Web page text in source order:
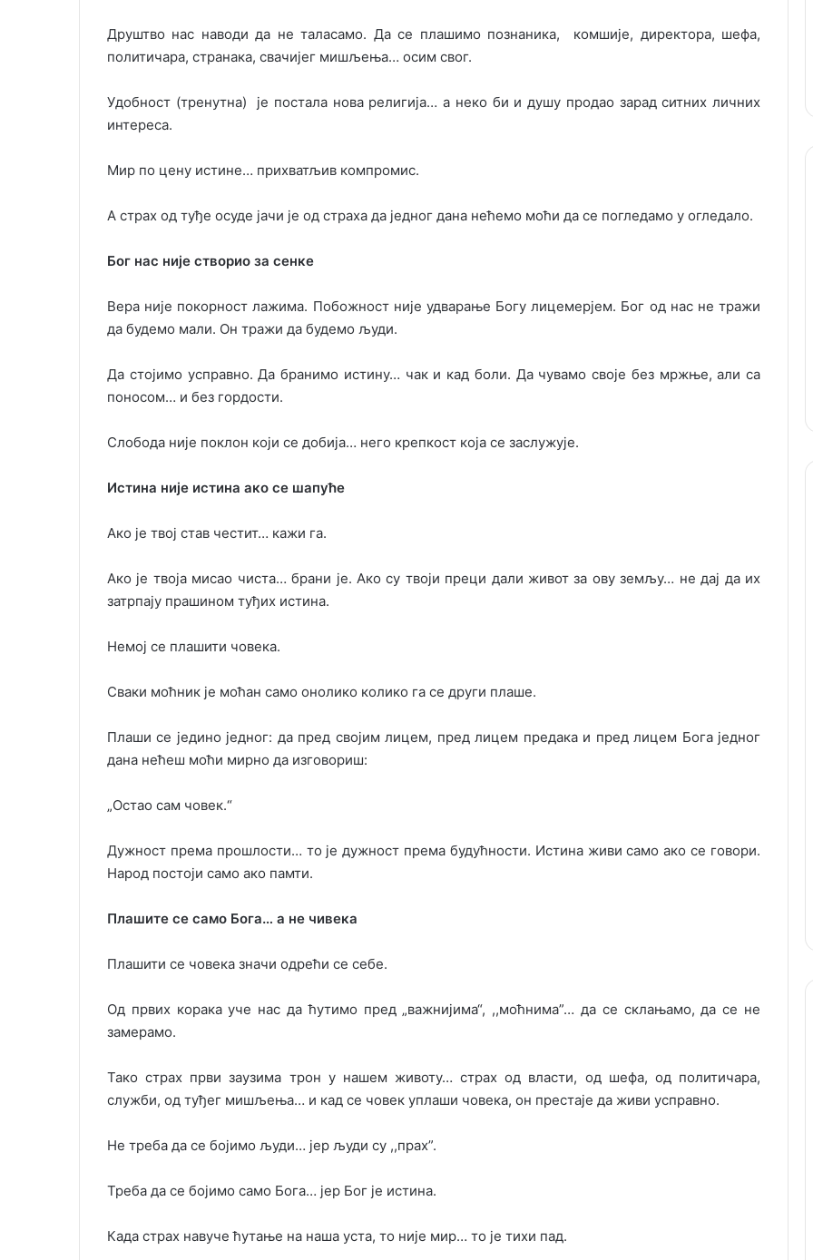
Друштво нас наводи да не таласамо. Да се плашимо познаника, комшије, директора, шефа,
политичара, странака, свачијег мишљења… осим свог.
Удобност (тренутна) је постала нова религија… а неко би и душу продао зарад ситних личних
интереса.
Мир по цену истине… прихватљив компромис.
А страх од туђе осуде јачи је од страха да једног дана нећемо моћи да се погледамо у огледало.
Бог нас није створио за сенке
Вера није покорност лажима. Побожност није удварање Богу лицемерјем. Бог од нас не тражи
да будемо мали. Он тражи да будемо људи.
Да стојимо усправно. Да бранимо истину… чак и кад боли. Да чувамо своје без мржње, али са
поносом… и без гордости.
Слобода није поклон који се добија… него крепкост која се заслужује.
Истина није истина ако се шапуће
Ако је твој став честит… кажи га.
Ако је твоја мисао чиста… брани је. Ако су твоји преци дали живот за ову земљу… не дај да их
затрпају прашином туђих истина.
Немој се плашити човека.
Сваки моћник је моћан само онолико колико га се други плаше.
Плаши се једино једног: да пред својим лицем, пред лицем предака и пред лицем Бога једног
дана нећеш моћи мирно да изговориш:
„Остао сам човек.“
Дужност према прошлости… то је дужност према будућности. Истина живи само ако се говори.
Народ постоји само ако памти.
Плашите се само Бога… а не чивека
Плашити се човека значи одрећи се себе.
Од првих корака уче нас да ћутимо пред „важнијима“, ,,моћнима”… да се склањамо, да се не
замерамо.
Тако страх први заузима трон у нашем животу… страх од власти, од шефа, од политичара,
служби, од туђег мишљења… и кад се човек уплаши човека, он престаје да живи усправно.
Не треба да се бојимо људи… јер људи су ,,прах”.
Треба да се бојимо само Бога… јер Бог је истина.
Када страх навуче ћутање на наша уста, то није мир… то је тихи пад.